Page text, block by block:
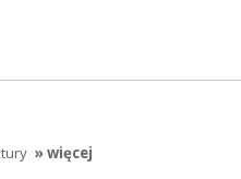
» więcej